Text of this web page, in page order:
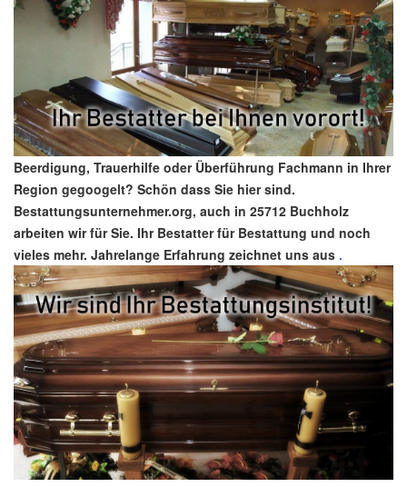
Beerdigung, Trauerhilfe oder Überführung Fachmann in Ihrer
Region gegoogelt? Schön dass Sie hier sind.
Bestattungsunternehmer.org, auch in 25712 Buchholz
arbeiten wir für Sie. Ihr Bestatter für Bestattung und noch
vieles mehr. Jahrelange Erfahrung zeichnet uns aus .